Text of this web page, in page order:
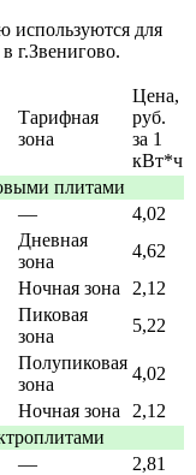
используются для
г.Звенигово.
Тарифная
зона
Цена,
руб.
за 1
кВт*ч
плитами
—
4,02
Дневная
зона
4,62
Ночная зона
2,12
Пиковая
зона
5,22
Полупиковая
зона
4,02
Ночная зона
2,12
—
2,81